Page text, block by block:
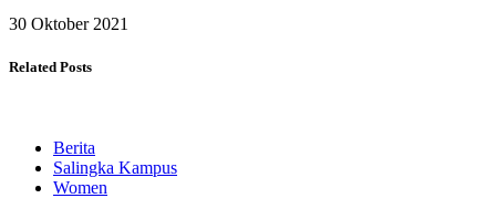
30 Oktober 2021
Related Posts
Berita
Salingka Kampus
Women